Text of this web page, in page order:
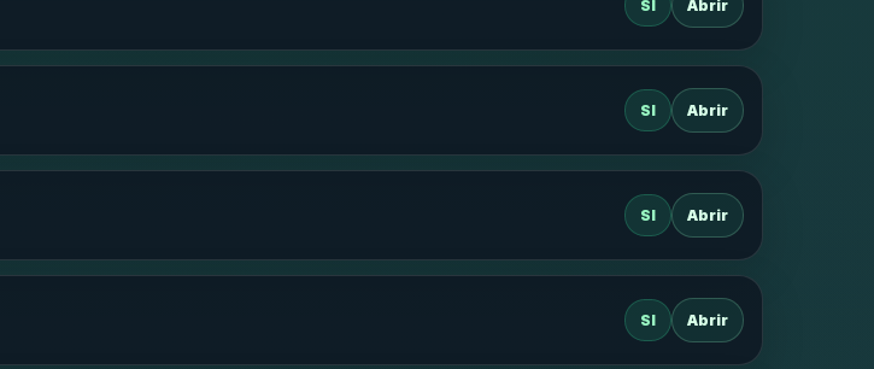
SI Abrir
SI Abrir
SI Abrir
SI Abrir